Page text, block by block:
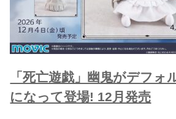
「死亡遊戯」幽鬼がデフォ
になって登場! 12月発売